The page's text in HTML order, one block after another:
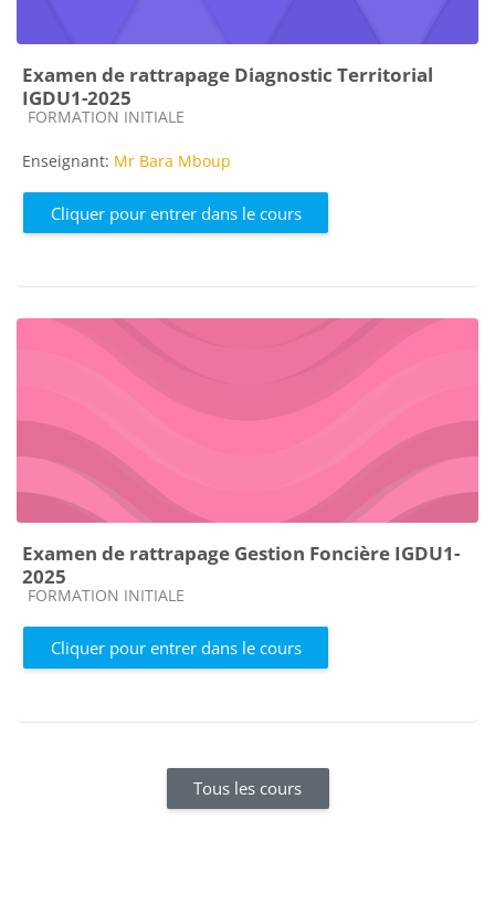
Examen de rattrapage Diagnostic Territorial
IGDU1-2025
Catégorie de cours
FORMATION INITIALE
Enseignant: Mr Bara Mboup
Cliquer pour entrer dans le cours
Examen de rattrapage Gestion Foncière IGDU1-
2025
Catégorie de cours
FORMATION INITIALE
Cliquer pour entrer dans le cours
Tous les cours